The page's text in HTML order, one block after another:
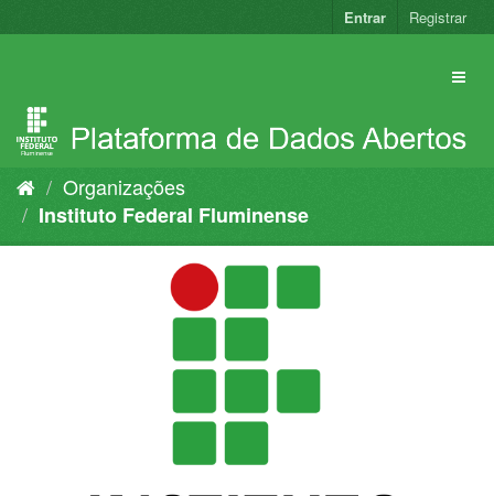
para
Entrar Registrar
Organizações
Instituto Federal Fluminense